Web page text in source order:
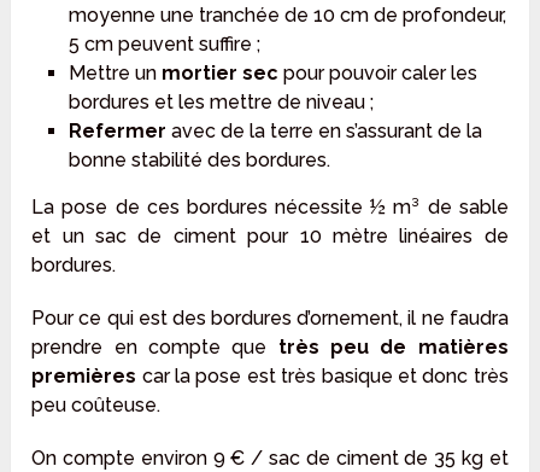
moyenne une tranchée de 10 cm de profondeur,
5 cm peuvent suffire ;
Mettre un mortier sec pour pouvoir caler les
bordures et les mettre de niveau ;
Refermer avec de la terre en s’assurant de la
bonne stabilité des bordures.
La pose de ces bordures nécessite ½ m³ de sable
et un sac de ciment pour 10 mètre linéaires de
bordures.
Pour ce qui est des bordures d’ornement, il ne faudra
prendre en compte que très peu de matières
premières car la pose est très basique et donc très
peu coûteuse.
On compte environ 9 € / sac de ciment de 35 kg et